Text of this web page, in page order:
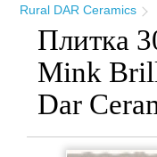
Rural DAR Ceramics
Плитка
Mink
Dar